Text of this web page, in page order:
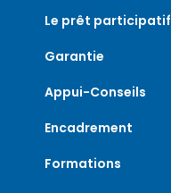
Le prêt participatif
Garantie
Appui-Conseils
Encadrement
Formations